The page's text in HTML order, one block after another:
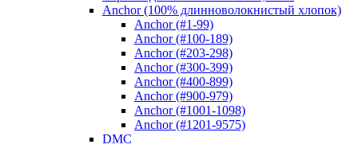
Anchor (100% длинноволокнистый хлопок)
Anchor (#1-99)
Anchor (#100-189)
Anchor (#203-298)
Anchor (#300-399)
Anchor (#400-899)
Anchor (#900-979)
Anchor (#1001-1098)
Anchor (#1201-9575)
DMC